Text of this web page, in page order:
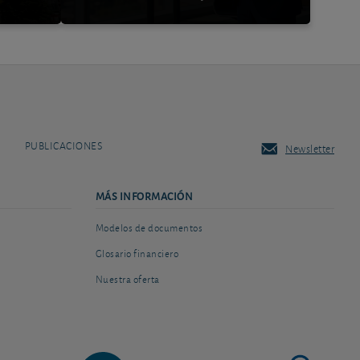
PUBLICACIONES Newsletter
MÁS INFORMACIÓN
Modelos de documentos
Glosario financiero
Nuestra oferta